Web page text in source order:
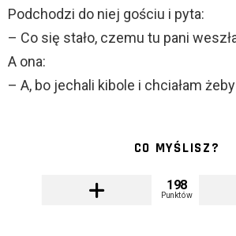
Podchodzi do niej gościu i pyta:
– Co się stało, czemu tu pani
A ona:
– A, bo jechali kibole i chciałam
CO MYŚLISZ?
198
Punktów